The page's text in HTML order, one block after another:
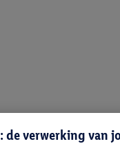
de verwerking van